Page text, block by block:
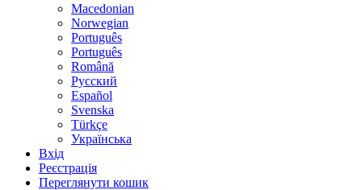
Macedonian
Norwegian
Português
Português
Română
Русский
Español
Svenska
Türkçe
Українська
Вхід
Реєстрація
Переглянути кошик